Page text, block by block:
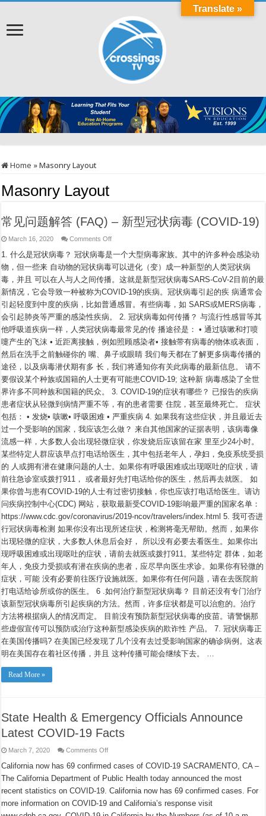
Home »Masonry Layout
Masonry Layout
常见问题解答 (FAQ) – 新型冠状病毒 (COVID-19)
March 16, 2020 Comments Offon
见
问
题
解
答
–
型
冠
状
病
毒
(COVID-
1. 什么是冠状病毒？ 冠状病毒是一个大型病毒家族。其中的许多种会感染动
物，但一些来 自动物的冠状病毒可以进化（变）成一种新型的人类冠状病
毒，并且 可以在人与人之间传播。这就是新型冠状病毒SARS-CoV-2目前的最
新情况，它会导致一种被称为COVID-19的疾病。冠状病毒引起的疾 病通常会
引起轻度到中度的疾病，比如普通感冒。有些病毒，如 SARS或MERS病毒，
会引起肺炎等严重的感染性疾病。 2. 冠状病毒如何传播？ 与流行性感冒等其
他呼吸道疾病一样，人类冠状病毒最常见的传 播途径是： • 通过咳嗽和打喷
嚏产生的飞沫 • 近距离接触，例如照顾感染者• 接触带有病毒的物体或表面，
然后在洗手之前触碰你的 嘴、鼻子或眼睛 我们每天都在了解更多病毒传播的
途径，以及病毒潜伏期有多 长，我们将通知你有关此病毒的最新信息。 请不
要假设某个种族或国籍的人士更有可能患COVID-19; 这种新 病毒感染了全世
界许多不同种族和国籍的民众。 3. COVID-19的症状有哪些？ 已报告的疾病
患者症状从轻微到病情严重不等，有的患者需要 住院，甚至最终死亡。 症状
包括： • 发烧• 咳嗽• 呼吸困难 • 严重疾病 4. 如果我有这些症状，并且最近去
过一个受影响的国家，我应该怎么做？ 来自其他国家的证据表明，该病毒像
流感一样，大多数人会出现轻微症状，你发烧后应该留在家 里至少24小时。
某些特定人群应该早点打电话给医生，其中包括老年人，孕妇，免疫系统受损
的 人或拥有潜在健康问题的人士。如果你有呼吸困难或出现呕吐的症状，请
前往急诊室或拨打911， 或者最好先打电话给你的医生，然后再去就医。 如
果你曾与患有COVID-19的人士有过密切接触，你也应该打电话给医生。请访
问疾病控制中心(CDC) 网站，获取最新受COVID-19影响最严重的国家名单：
https://www.cdc.gov/coronavirus/2019-ncov/travelers/index.html 5. 我可否进
行冠状病毒检测 如果你没有出现所述症状，检测将毫无帮助。然而，如果你
出现轻微的症状，大多数人休息后会好， 所以没有必要去看医生。如果你出
现呼吸困难或出现呕吐的症状，请前去就医或拨打911。某些特定 群体，如老
年人，免疫力受损或有潜在疾病的患者，应尽早向医生求诊。如果你有轻微的
症状，可能 没有必要前往医疗设施就医。如果你有任何问题，请在去医院前
打电话给诊所或你的医生。 6 .如何治疗新型冠状病毒？ 目前还没有专门治疗
该新型冠状病毒所引起疾病的方法。然而，许多症状都是可以治愈的。治疗
方法将根据病人的情况而定。 目前没有预防新型冠状病毒的疫苗。请警惕那
些虚假宣传可以预防或治疗这种新型感染疾病的欺诈性 产品。 7. 冠状病毒正
在美国传播吗? 在美国已经发现了几个没有去过受影响国家的确诊病例。这表
明在美国存在着社区传播，并且 这种传播可能会继续下去。 …
Read More »
State Health & Emergency Officials Announce
Latest COVID-19 Facts
March 7, 2020 Comments Offon
Health
&
Emergency
Announce
Latest
COVID-
19
California now has 69 confirmed cases of COVID-19 SACRAMENTO, CA –
The California Department of Public Health today announced the most
recent statistics on COVID-19. California now has 69 confirmed cases. For
more information on COVID-19 and California’s response visit
Translate »